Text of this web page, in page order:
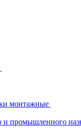
монтажные
и промышленного